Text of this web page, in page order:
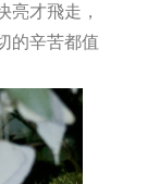
亮才飛走，
的辛苦都值